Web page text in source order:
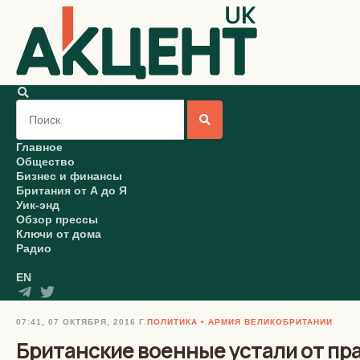
Главное
Общество
Бизнес и финансы
Британия от А до Я
Уик-энд
Обзор прессы
Ключи от дома
Радио
EN
07:41, 07 ОКТЯБРЯ, 2016 Г. ПОЛИТИКА АРМИЯ ВЕЛИКОБРИТАНИИ
Британские военные устали от